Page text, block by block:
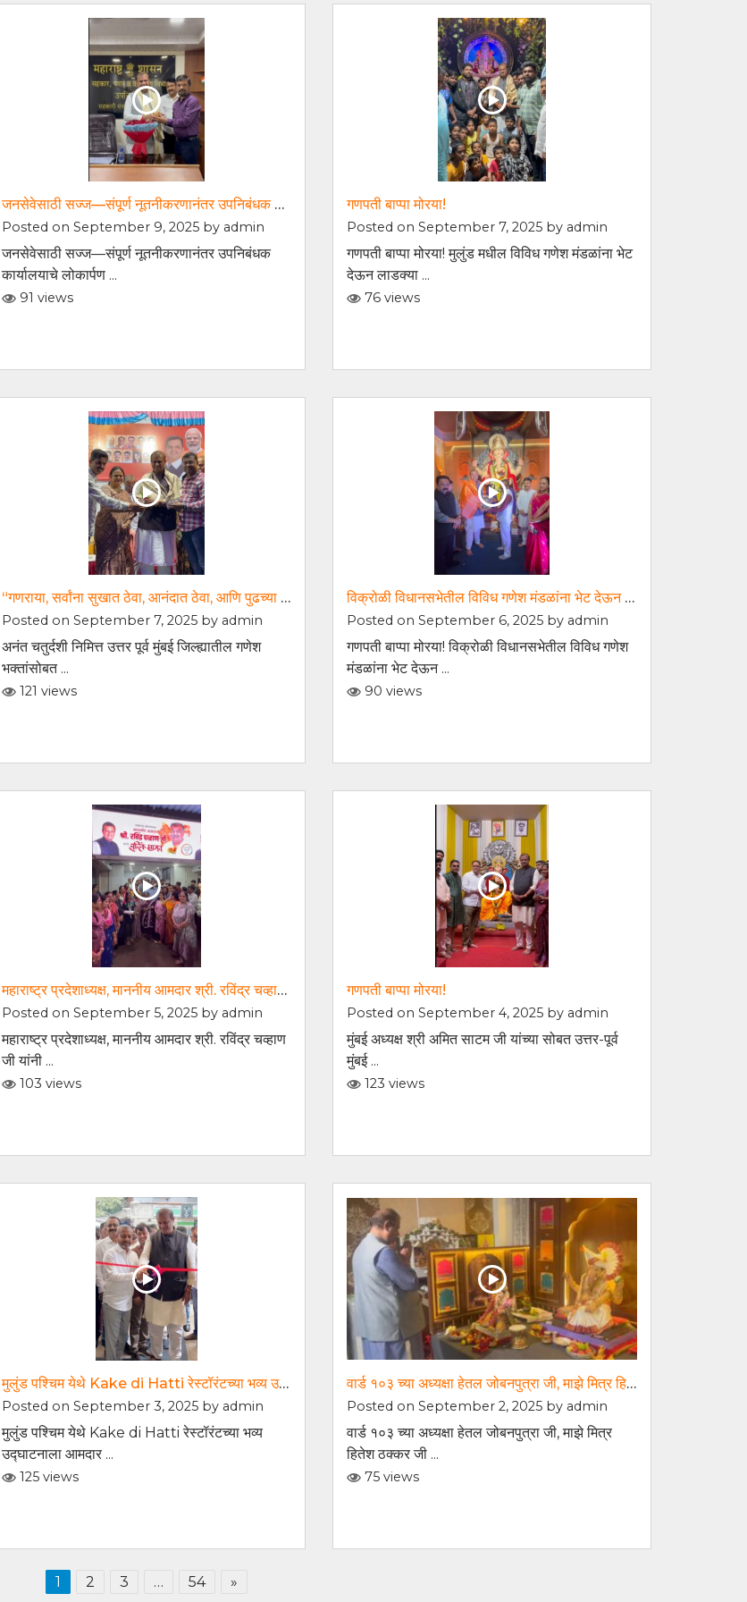
जनसेवेसाठी सज्ज—संपूर्ण नूतनीकरणानंतर उपनिबंधक कार्यालयाचे लोकार्पण
Posted on September 9, 2025 by admin
जनसेवेसाठी सज्ज—संपूर्ण नूतनीकरणानंतर उपनिबंधक
कार्यालयाचे लोकार्पण ...
91 views
गणपती बाप्पा मोरया!
Posted on September 7, 2025 by admin
गणपती बाप्पा मोरया! मुलुंड मधील विविध गणेश मंडळांना भेट
देऊन लाडक्या ...
76 views
“गणराया, सर्वांना सुखात ठेवा, आनंदात ठेवा, आणि पुढच्या वर्षी लवकर या!
Posted on September 7, 2025 by admin
अनंत चतुर्दशी निमित्त उत्तर पूर्व मुंबई जिल्ह्यातील गणेश
भक्तांसोबत ...
121 views
विक्रोळी विधानसभेतील विविध गणेश मंडळांना भेट देऊन लाडक्या गणरायाचे मनोभावे दर्शन घेतले व आशीर्वाद प्राप्त केला
Posted on September 6, 2025 by admin
गणपती बाप्पा मोरया! विक्रोळी विधानसभेतील विविध गणेश
मंडळांना भेट देऊन ...
90 views
महाराष्ट्र प्रदेशाध्यक्ष, माननीय आमदार श्री. रविंद्र चव्हाण जी यांनी माझ्या कार्यालयास सदिच्छा भेट दिली
Posted on September 5, 2025 by admin
महाराष्ट्र प्रदेशाध्यक्ष, माननीय आमदार श्री. रविंद्र चव्हाण
जी यांनी ...
103 views
गणपती बाप्पा मोरया!
Posted on September 4, 2025 by admin
मुंबई अध्यक्ष श्री अमित साटम जी यांच्या सोबत उत्तर-पूर्व
मुंबई ...
123 views
मुलुंड पश्चिम येथे Kake di Hatti रेस्टॉरंटच्या भव्य उद्घाटनाला आमदार श्री. संजय कुटे जी यांच्या सोबत उपस्थित राहिलो,
Posted on September 3, 2025 by admin
मुलुंड पश्चिम येथे Kake di Hatti रेस्टॉरंटच्या भव्य
उद्घाटनाला आमदार ...
125 views
वार्ड १०३ च्या अध्यक्षा हेतल जोबनपुत्रा जी, माझे मित्र हितेश ठक्कर जी व रितेश ठक्कर जी यांच्या निवासस्थानी भेट देऊन गणपती बाप्पाचे मनोभावे दर्शन घेतले आणि आशीर्वाद प्राप्त केला
Posted on September 2, 2025 by admin
वार्ड १०३ च्या अध्यक्षा हेतल जोबनपुत्रा जी, माझे मित्र
हितेश ठक्कर जी ...
75 views
1 2 3 … 54 »